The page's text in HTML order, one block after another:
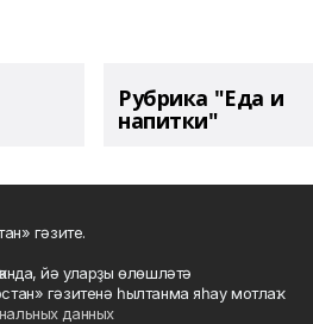
Рубрика "Еда и
напитки"
гәзите.
йә уларҙы өлөшләтә
гәзитенә һылтанма яһау мотлаҡ.
данных